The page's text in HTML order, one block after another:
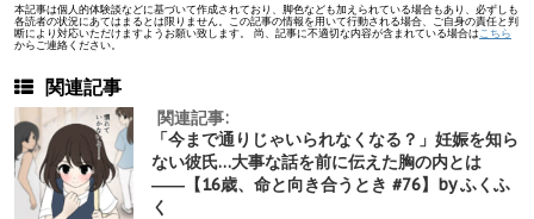
本記事は個人的体験談などに基づいて作成されており、脚色なども加えられている場合もあり、必ずしも
各読者の状況にあてはまるとは限りません。この記事の情報を用いて行動される場合、ご自身の責任と判
断により対応いただけますようお願い致します。 尚、記事に不適切な内容が含まれている場合は こちら
からご連絡ください。
関連記事
関連記事:
「今まで通りじゃいられなくなる？」妊娠を知ら
ない彼氏…大事な話を前に伝えた胸の内とは
――【16歳、命と向き合うとき #76】by ふくふ
く